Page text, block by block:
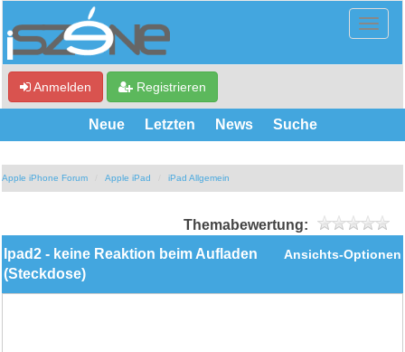
Anmelden Registrieren
Neue Letzten News Suche
Apple iPhone Forum Apple iPad iPad Allgemein
Themabewertung:
Ansichts-Optionen
Ipad2 - keine Reaktion beim Aufladen
(Steckdose)